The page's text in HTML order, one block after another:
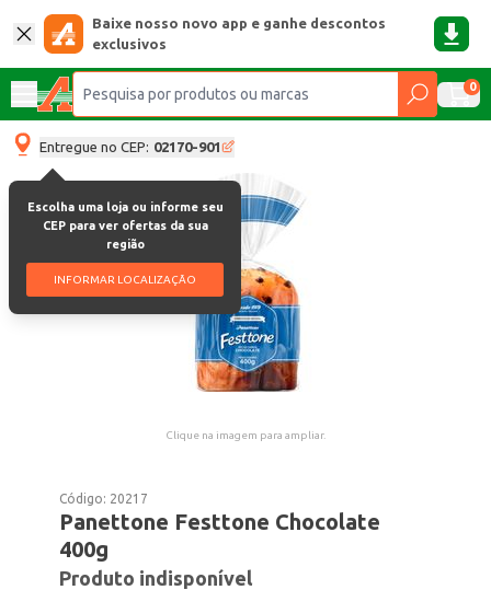
Baixe nosso novo app e ganhe descontos
exclusivos
0
Entregue no CEP: 02170-901
Escolha uma loja ou informe seu
CEP para ver ofertas da sua
região
INFORMAR LOCALIZAÇÃO
Clique na imagem para ampliar.
Código: 20217
Panettone Festtone Chocolate
400g
Produto indisponível